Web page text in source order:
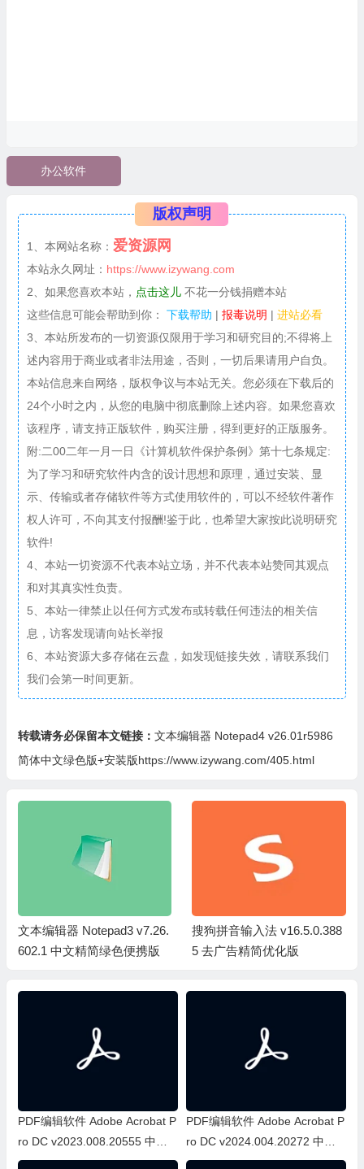
办公软件
版权声明
1、本网站名称： 爱资源网
本站永久网址： https://www.izywang.com
2、如果您喜欢本站， 点击这儿不花一分钱捐赠本站
这些信息可能会帮助到你：
下载帮助 | 报毒说明 | 进站必看
3、本站所发布的一切资源仅限用于学习和研究目的;不得将上
述内容用于商业或者非法用途，否则，一切后果请用户自负。
本站信息来自网络，版权争议与本站无关。您必须在下载后的
24个小时之内，从您的电脑中彻底删除上述内容。如果您喜欢
该程序，请支持正版软件，购买注册，得到更好的正版服务。
附:二00二年一月一日《计算机软件保护条例》第十七条规定:
为了学习和研究软件内含的设计思想和原理，通过安装、显
示、传输或者存储软件等方式使用软件的，可以不经软件著作
权人许可，不向其支付报酬!鉴于此，也希望大家按此说明研究
软件!
4、本站一切资源不代表本站立场，并不代表本站赞同其观点
和对其真实性负责。
5、本站一律禁止以任何方式发布或转载任何违法的相关信
息，访客发现请向站长举报
6、本站资源大多存储在云盘，如发现链接失效，请联系我们
我们会第一时间更新。
转载请务必保留本文链接： 文本编辑器 Notepad4 v26.01r5986
简体中文绿色版+安装版https://www.izywang.com/405.html
文本编辑器 Notepad3 v7.26.
602.1 中文精简绿色便携版
搜狗拼音输入法 v16.5.0.388
5 去广告精简优化版
PDF编辑软件 Adobe Acrobat P
ro DC v2023.008.20555 中文
直装版
PDF编辑软件 Adobe Acrobat P
ro DC v2024.004.20272 中文
直装版